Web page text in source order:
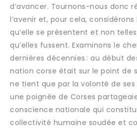
d’avancer. Tournons-nous donc
l’avenir et, pour cela,
qu’elle se présentent et non
qu’elles fussent. Examinons le
dernières décennies : au début
nation corse était sur le point de
ne tient que par la volonté de
une poignée de Corses
conscience nationale qui
collectivité humaine soudée et